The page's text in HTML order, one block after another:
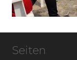
Seiten